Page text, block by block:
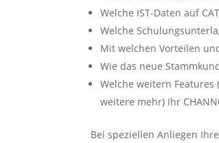
Welche IST-Daten auf
Welche
Mit welchen Vorteilen
Wie das neue
Welche weitern Features
weitere mehr) Ihr
Bei speziellen Anliegen